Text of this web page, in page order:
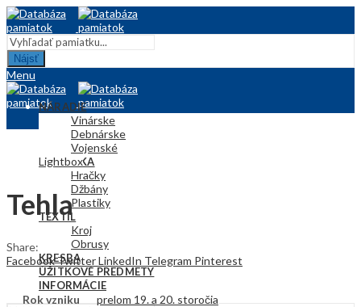
Nájsť
Menu
NÁRADIE
Vinárske
Debnárske
Vojenské
KERAMIKA
Hračky
Džbány
Plastiky
TEXTIL
Kroj
Obrusy
KRESBA
ÚŽITKOVÉ PREDMETY
INFORMÁCIE
Lightbox
Tehla
Share:
FacebookTwitterLinkedIn Telegram Pinterest
Rok vzniku prelom 19. a 20. storočia